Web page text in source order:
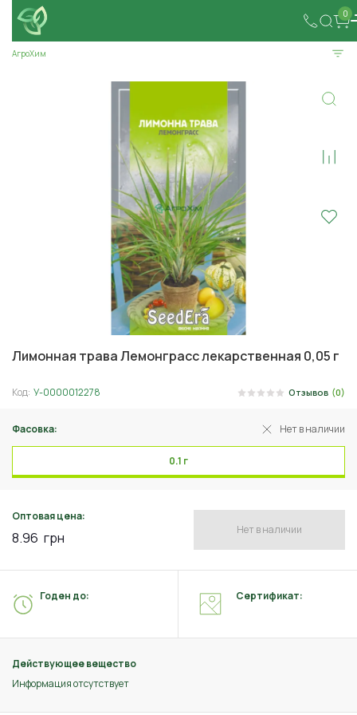
0
АгроХим
Лимонная трава Лемонграсс лекарственная 0,05 г
Код: У-0000012278 Отзывов (0)
Фасовка: Нет в наличии
0.1 г
Оптовая цена:
8.96 грн Нет в наличии
Действующее вещество
Информация отсутствует
Годен до: Сертификат: